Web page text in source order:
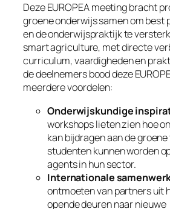
Deze EUROPEA meeting bracht
groene onderwijs samen om best
en de onderwijspraktijk te
smart agriculture, met directe
curriculum, vaardigheden en
de deelnemers bood deze
meerdere voordelen:
Onderwijskundige
workshops lieten zien hoe
kan bijdragen aan de
studenten kunnen worden
agentsin hun sector.
Internationale
ontmoeten van partners uit
opende deuren naar nieuwe